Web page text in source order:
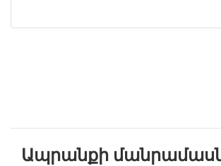
Ապրանքի